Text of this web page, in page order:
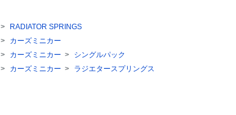
>
RADIATOR SPRINGS
>
カーズミニカー
> カーズミニカー >
シングルパック
> カーズミニカー > ラジエタースプリングス